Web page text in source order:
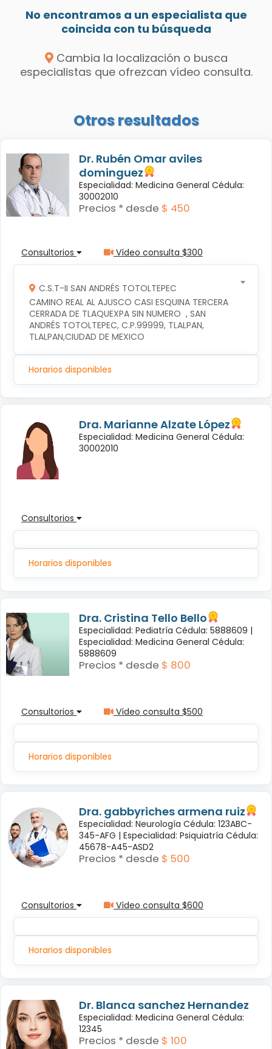
No encontramos a un especialista que
coincida con tu búsqueda
Cambia la localización o busca
especialistas que ofrezcan vídeo consulta.
Otros resultados
Dr. Rubén Omar aviles
dominguez
Especialidad: Medicina General Cédula:
30002010
Precios * desde $ 450
Consultorios Vídeo consulta $300
C.S.T-II SAN ANDRÉS TOTOLTEPEC
CAMINO REAL AL AJUSCO CASI ESQUINA TERCERA
CERRADA DE TLAQUEXPA SIN NUMERO  , SAN
ANDRÉS TOTOLTEPEC, C.P.99999, TLALPAN,
TLALPAN,CIUDAD DE MEXICO
Horarios disponibles
Dra. Marianne Alzate López
Especialidad: Medicina General Cédula:
30002010
Consultorios
Horarios disponibles
Dra. Cristina Tello Bello
Especialidad: Pediatría Cédula: 5888609 |
Especialidad: Medicina General Cédula:
5888609
Precios * desde $ 800
Consultorios Vídeo consulta $500
Horarios disponibles
Dra. gabbyriches armena ruiz
Especialidad: Neurología Cédula: 123ABC-
345-AFG | Especialidad: Psiquiatría Cédula:
45678-A45-ASD2
Precios * desde $ 500
Consultorios Vídeo consulta $600
Horarios disponibles
Dr. Blanca sanchez Hernandez
Especialidad: Medicina General Cédula:
12345
Precios * desde $ 100